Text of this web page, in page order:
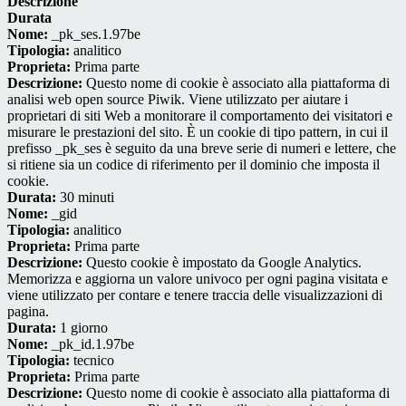
Durata
Nome: _pk_ses.1.97be
Tipologia: analitico
Proprieta: Prima parte
Descrizione: Questo nome di cookie è associato alla piattaforma di
analisi web open source Piwik. Viene utilizzato per aiutare i
proprietari di siti Web a monitorare il comportamento dei visitatori e
misurare le prestazioni del sito. È un cookie di tipo pattern, in cui il
prefisso _pk_ses è seguito da una breve serie di numeri e lettere, che
si ritiene sia un codice di riferimento per il dominio che imposta il
cookie.
Durata: 30 minuti
Nome: _gid
Tipologia: analitico
Proprieta: Prima parte
Descrizione: Questo cookie è impostato da Google Analytics.
Memorizza e aggiorna un valore univoco per ogni pagina visitata e
viene utilizzato per contare e tenere traccia delle visualizzazioni di
pagina.
Durata: 1 giorno
Nome: _pk_id.1.97be
Tipologia: tecnico
Proprieta: Prima parte
Descrizione: Questo nome di cookie è associato alla piattaforma di